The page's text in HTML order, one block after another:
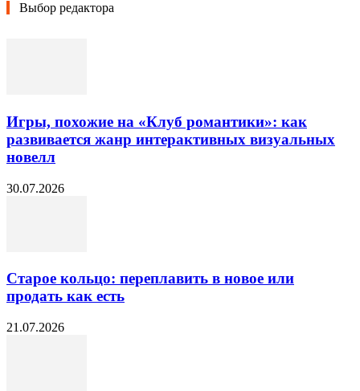
Выбор редактора
Игры, похожие на «Клуб романтики»: как
развивается жанр интерактивных визуальных
новелл
30.07.2026
Старое кольцо: переплавить в новое или
продать как есть
21.07.2026